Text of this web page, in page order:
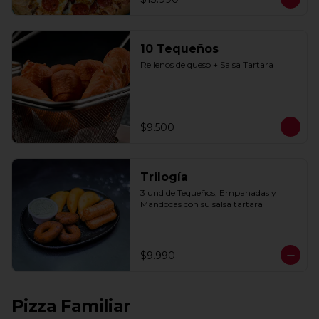
10 Tequeños
Rellenos de queso + Salsa Tartara
$9.500
Trilogía
3 und de Tequeños, Empanadas y
Mandocas con su salsa tartara
$9.990
Pizza Familiar